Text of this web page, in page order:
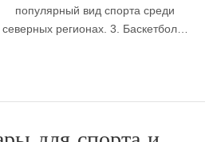
популярный вид спорта среди
регионах. 3. Баскетбол…